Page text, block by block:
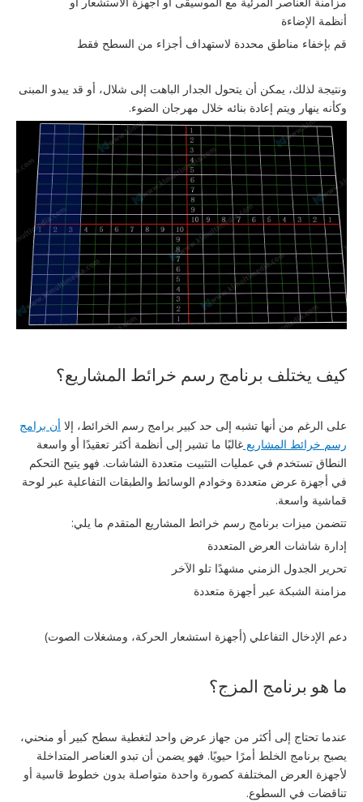
أنظمة الإضاءة
قم بإخفاء مناطق محددة لاستهداف أجزاء من السطح فقط
ونتيجة لذلك، يمكن أن يتحول الجدار الباهت إلى شلال، أو قد يبدو المبنى
وكأنه ينهار ويتم إعادة بنائه خلال مهرجان الضوء.
كيف يختلف برنامج رسم خرائط المشاريع؟
على الرغم من أنها تشبه إلى حد كبير برامج رسم الخرائط، إلا أن برامج
رسم خرائط المشاريع غالبًا ما تشير إلى أنظمة أكثر تعقيدًا أو واسعة
النطاق تستخدم في عمليات التثبيت متعددة الشاشات. فهو يتيح التحكم
في أجهزة عرض متعددة وخوادم الوسائط والطبقات التفاعلية عبر لوحة
قماشية واسعة.
تتضمن ميزات برنامج رسم خرائط المشاريع المتقدم ما يلي:
إدارة شاشات العرض المتعددة
تحرير الجدول الزمني مشهدًا تلو الآخر
مزامنة الشبكة عبر أجهزة متعددة
دعم الإدخال التفاعلي (أجهزة استشعار الحركة، ومشغلات الصوت)
ما هو برنامج المزج؟
عندما تحتاج إلى أكثر من جهاز عرض واحد لتغطية سطح كبير أو منحني،
يصبح برنامج الخلط أمرًا حيويًا. فهو يضمن أن تبدو العناصر المتداخلة
لأجهزة العرض المختلفة كصورة واحدة متواصلة بدون خطوط قاسية أو
تناقضات في السطوع.